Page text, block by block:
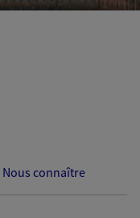
Nous connaître